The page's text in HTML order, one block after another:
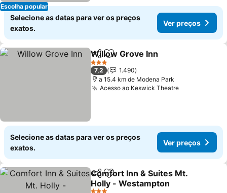
Escolha popular
Selecione as datas para ver os preços
exatos.
Ver preços
PartilharAdicionar aos favoritos
Willow Grove Inn
3 Estrelas
7,2
1.490
a 15.4 km de Modena Park
Acesso ao Keswick TheatreVer preços
Selecione as datas para ver os preços
exatos.
Ver preços
PartilharAdicionar aos favoritos
Comfort Inn & Suites Mt.
Holly - Westampton